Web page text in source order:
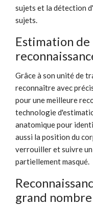
sujets et la détection
sujets.
Estimation de
Grâce à son unité de
reconnaître avec
pour une meilleure
technologie
anatomique pour
aussi la position du
verrouiller et suivre
partiellement masqué.
grand